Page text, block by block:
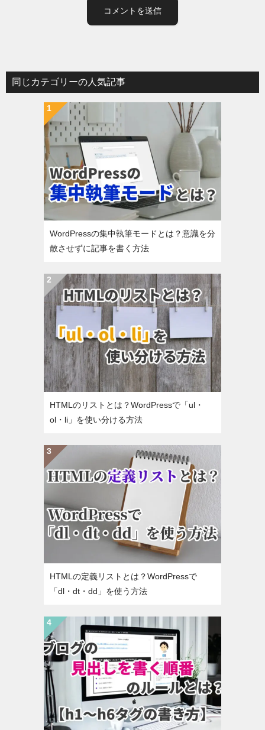
同じカテゴリーの人気記事
WordPressの集中執筆モードとは？意識を分
散させずに記事を書く方法
HTMLのリストとは？WordPressで「ul・
ol・li」を使い分ける方法
HTMLの定義リストとは？WordPressで
「dl・dt・dd」を使う方法